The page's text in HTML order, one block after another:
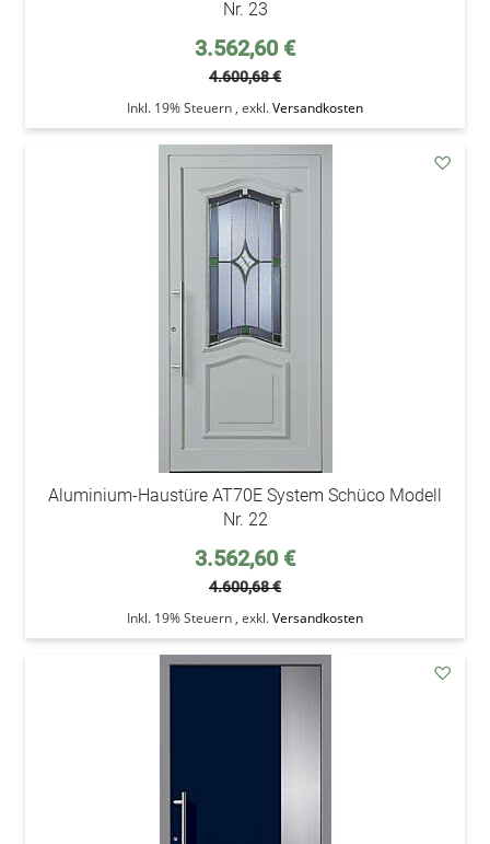
Nr. 23
Sonderpreis
3.562,60 €
4.600,68 €
Inkl. 19% Steuern , exkl.Versandkosten
Aluminium-Haustüre AT70E System Schüco Modell
Nr. 22
Sonderpreis
3.562,60 €
4.600,68 €
Inkl. 19% Steuern , exkl.Versandkosten